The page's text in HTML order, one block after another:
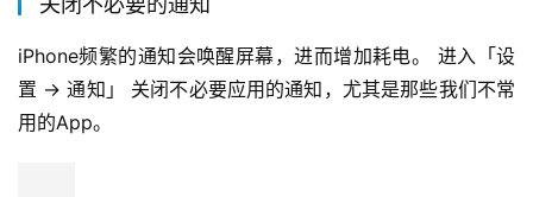
iPhone频繁的通知会唤醒屏幕，进而增加耗电。 进入「设
置 -> 通知」 关闭不必要应用的通知，尤其是那些我们不常
用的App。